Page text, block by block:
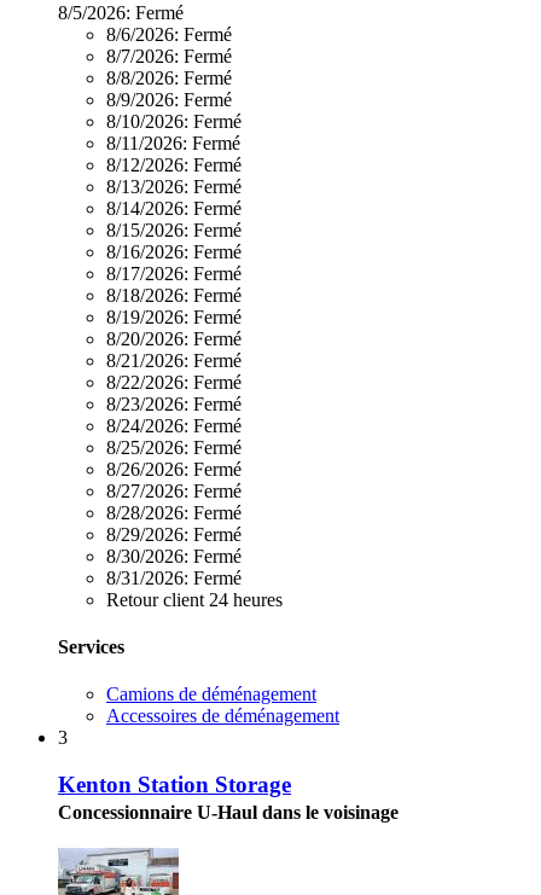
8/5/2026: Fermé
8/6/2026: Fermé
8/7/2026: Fermé
8/8/2026: Fermé
8/9/2026: Fermé
8/10/2026: Fermé
8/11/2026: Fermé
8/12/2026: Fermé
8/13/2026: Fermé
8/14/2026: Fermé
8/15/2026: Fermé
8/16/2026: Fermé
8/17/2026: Fermé
8/18/2026: Fermé
8/19/2026: Fermé
8/20/2026: Fermé
8/21/2026: Fermé
8/22/2026: Fermé
8/23/2026: Fermé
8/24/2026: Fermé
8/25/2026: Fermé
8/26/2026: Fermé
8/27/2026: Fermé
8/28/2026: Fermé
8/29/2026: Fermé
8/30/2026: Fermé
8/31/2026: Fermé
Retour client 24 heures
Services
Camions de déménagement
Accessoires de déménagement
3
Kenton Station Storage
Concessionnaire U-Haul dans le voisinage